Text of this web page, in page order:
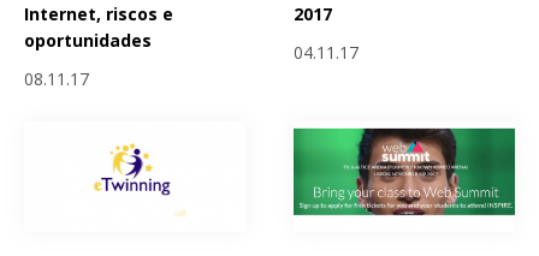
Internet, riscos e
oportunidades
08.11.17
2017
04.11.17